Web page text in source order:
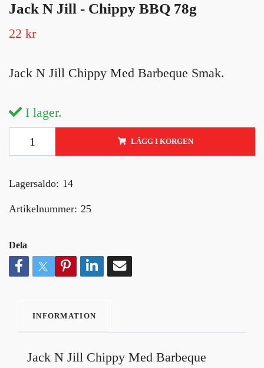
Jack N Jill - Chippy BBQ 78g
22 kr
Jack N Jill Chippy Med Barbeque Smak.
I lager.
LÄGG I KORGEN
Lagersaldo: 14
Artikelnummer: 25
Dela
INFORMATION
Jack N Jill Chippy Med Barbeque